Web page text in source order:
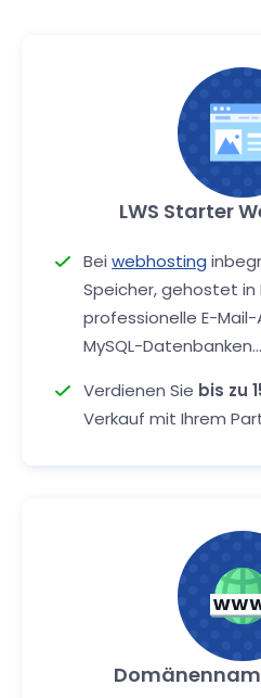
LWS Starter
Beiwebhosting
Speicher, gehostet in
professionelle E-Mail-
MySQL-Datenbanken...
Verdienen Sie bis zu
Verkauf mit Ihrem